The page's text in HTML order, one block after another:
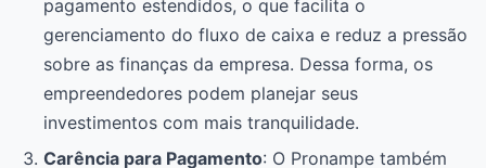
pagamento estendidos, o que facilita o
gerenciamento do fluxo de caixa e reduz a pressão
sobre as finanças da empresa. Dessa forma, os
empreendedores podem planejar seus
investimentos com mais tranquilidade.
Carência para Pagamento: O Pronampe também